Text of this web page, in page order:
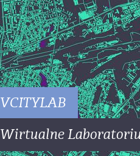
VCITYLAB
Wirtualne